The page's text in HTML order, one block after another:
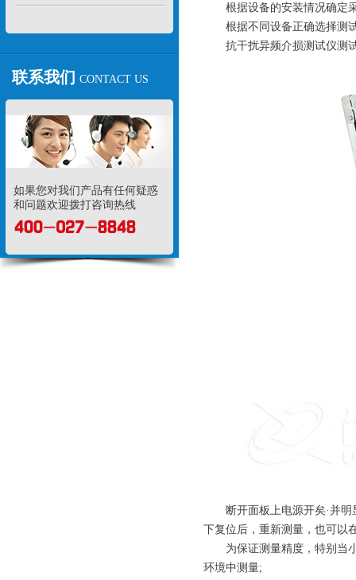
联系我们 CONTACT US
如果您对我们产品有任何疑惑
和问题欢迎拨打咨询热线
根据设备的安装情况确定采
根据不同设备正确选择测试
抗干扰异频介损测试仪测试
断开面板上电源开矣·并明
下复位后，重新测量，也可以
为保证测量精度，特别当小
环境中测量;